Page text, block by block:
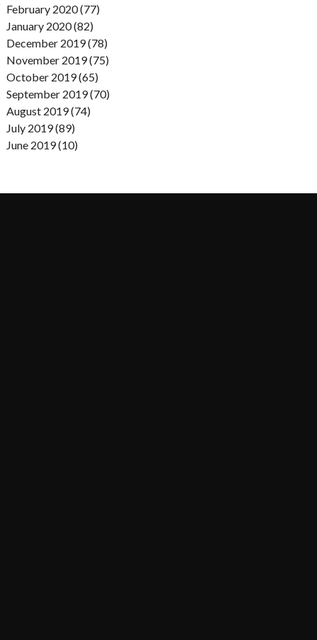
February 2020 (77)
January 2020 (82)
December 2019 (78)
November 2019 (75)
October 2019 (65)
September 2019 (70)
August 2019 (74)
July 2019 (89)
June 2019 (10)